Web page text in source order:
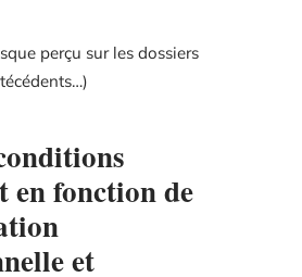
perçu sur les dossiers
en fonction de
et